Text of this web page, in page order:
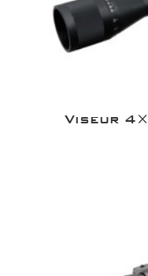
Viseur